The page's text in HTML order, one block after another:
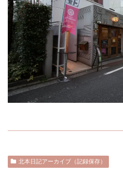
北本日記アーカイブ（記録保存）